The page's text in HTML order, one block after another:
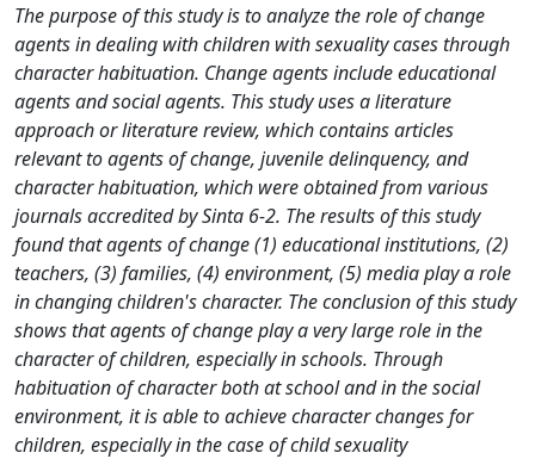
The purpose of this study is to analyze the role of change
agents in dealing with children with sexuality cases through
character habituation. Change agents include educational
agents and social agents. This study uses a literature
approach or literature review, which contains articles
relevant to agents of change, juvenile delinquency, and
character habituation, which were obtained from various
journals accredited by Sinta 6-2. The results of this study
found that agents of change (1) educational institutions, (2)
teachers, (3) families, (4) environment, (5) media play a role
in changing children's character. The conclusion of this study
shows that agents of change play a very large role in the
character of children, especially in schools. Through
habituation of character both at school and in the social
environment, it is able to achieve character changes for
children, especially in the case of child sexuality